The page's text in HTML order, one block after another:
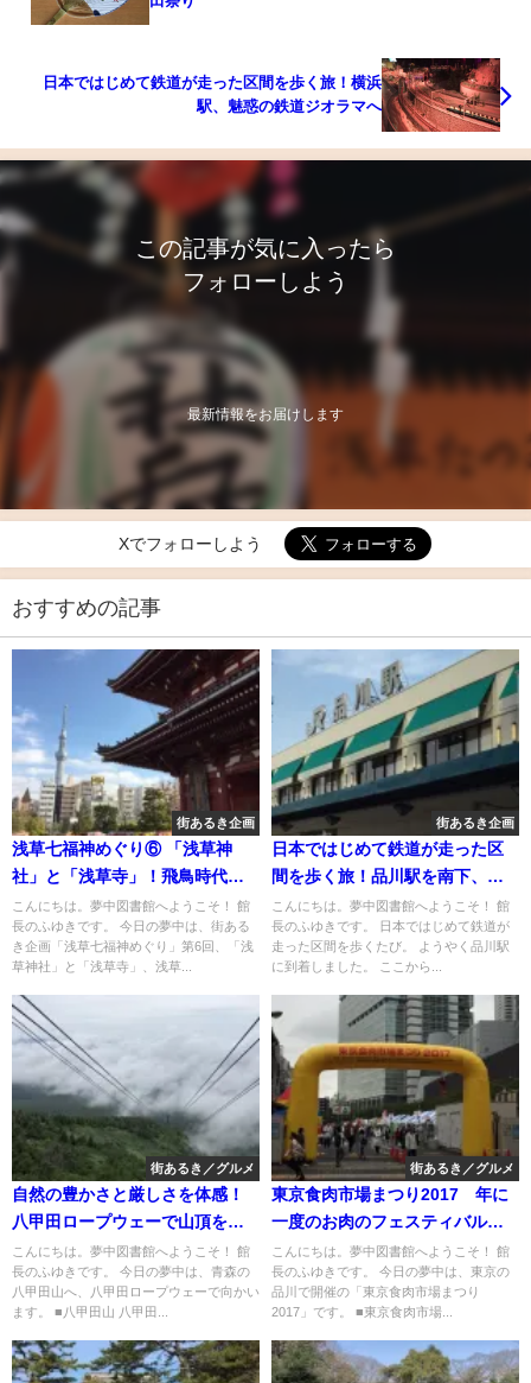
日本ではじめて鉄道が走った区間を歩く旅！横浜
駅、魅惑の鉄道ジオラマへ
この記事が気に入ったら
フォローしよう
最新情報をお届けします
Xでフォローしよう
おすすめの記事
街あるき企画
浅草七福神めぐり⑥ 「浅草神
社」と「浅草寺」！飛鳥時代の
ブログに残る三社様の物語
こんにちは。夢中図書館へようこそ！ 館
長のふゆきです。 今日の夢中は、街ある
き企画「浅草七福神めぐり」第6回、「浅
草神社」と「浅草寺」、浅草...
街あるき企画
日本ではじめて鉄道が走った区
間を歩く旅！品川駅を南下、品
川神社へ
こんにちは。夢中図書館へようこそ！ 館
長のふゆきです。 日本ではじめて鉄道が
走った区間を歩くたび。 ようやく品川駅
に到着しました。 ここから...
街あるき／グルメ
自然の豊かさと厳しさを体感！
八甲田ロープウェーで山頂を散
策
こんにちは。夢中図書館へようこそ！ 館
長のふゆきです。 今日の夢中は、青森の
八甲田山へ、八甲田ロープウェーで向かい
ます。 ■八甲田山 八甲田...
街あるき／グルメ
東京食肉市場まつり2017 年に
一度のお肉のフェスティバルを
楽しもう！
こんにちは。夢中図書館へようこそ！ 館
長のふゆきです。 今日の夢中は、東京の
品川で開催の「東京食肉市場まつり
2017」です。 ■東京食肉市場...